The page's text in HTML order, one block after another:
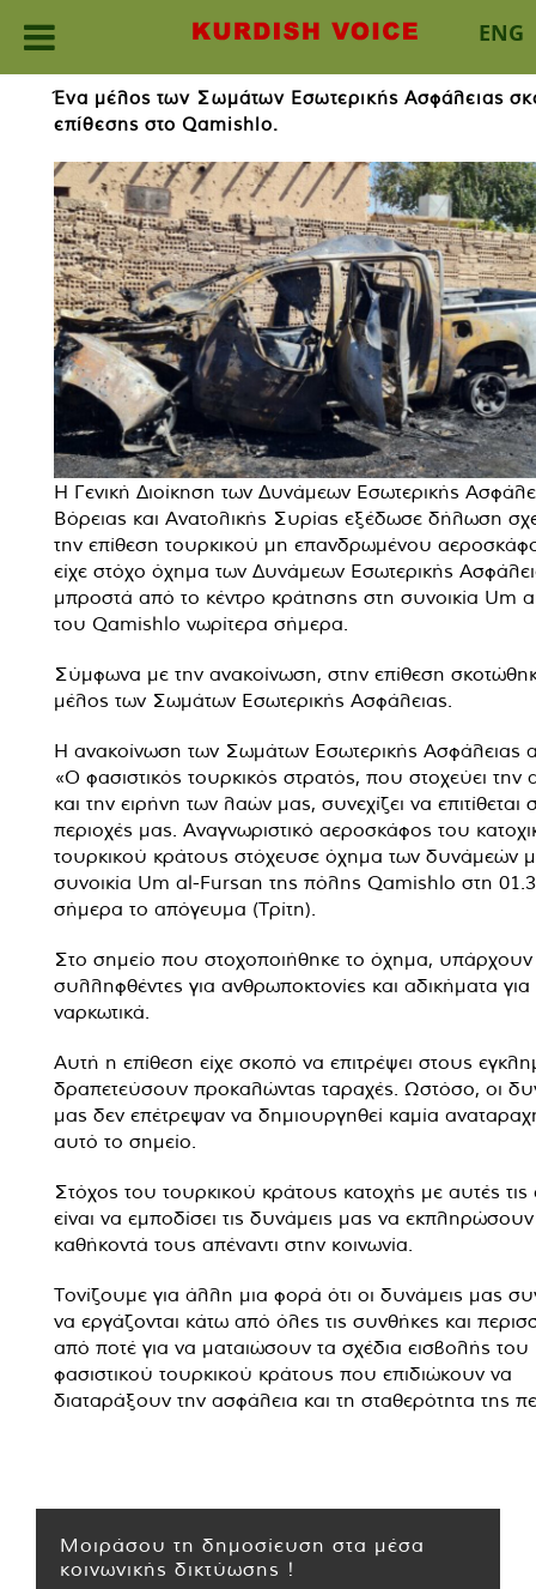
ENG
content
Ένα μέλος των Σωμάτων Εσωτερικής Ασφάλειας
επίθεσης στο Qamishlo.
Η Γενική Διοίκηση των Δυνάμεων Εσωτερικής
Βόρειας και Ανατολικής Συρίας εξέδωσε δήλωση
την επίθεση τουρκικού μη επανδρωμένου
είχε στόχο όχημα των Δυνάμεων Εσωτερικής
μπροστά από το κέντρο κράτησης στη συνοικία Um
του Qamishlo νωρίτερα σήμερα.
Σύμφωνα με την ανακοίνωση, στην επίθεση
μέλος των Σωμάτων Εσωτερικής Ασφάλειας.
Η ανακοίνωση των Σωμάτων Εσωτερικής Ασφάλειας
«Ο φασιστικός τουρκικός στρατός, που στοχεύει την
και την ειρήνη των λαών μας, συνεχίζει να επιτίθεται
περιοχές μας. Αναγνωριστικό αεροσκάφος του
τουρκικού κράτους στόχευσε όχημα των δυνάμεών
συνοικία Um al-Fursan της πόλης Qamishlo στη
σήμερα το απόγευμα (Τρίτη).
Στο σημείο που στοχοποιήθηκε το όχημα, υπάρχουν
συλληφθέντες για ανθρωποκτονίες και αδικήματα για
ναρκωτικά.
Αυτή η επίθεση είχε σκοπό να επιτρέψει στους
δραπετεύσουν προκαλώντας ταραχές. Ωστόσο, οι
μας δεν επέτρεψαν να δημιουργηθεί καμία
αυτό το σημείο.
Στόχος του τουρκικού κράτους κατοχής με αυτές τις
είναι να εμποδίσει τις δυνάμεις μας να
καθήκοντά τους απέναντι στην κοινωνία.
Τονίζουμε για άλλη μια φορά ότι οι δυνάμεις μας
να εργάζονται κάτω από όλες τις συνθήκες και
από ποτέ για να ματαιώσουν τα σχέδια εισβολής του
φασιστικού τουρκικού κράτους που επιδιώκουν να
διαταράξουν την ασφάλεια και τη σταθερότητα της
Μοιράσου τη δημοσίευση στα μέσα
κοινωνικής δικτύωσης !